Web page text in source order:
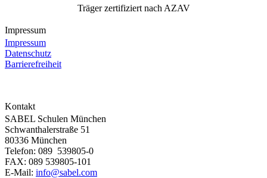
Träger zertifiziert nach AZAV
Impressum
Impressum
Datenschutz
Barrierefreiheit
Kontakt
SABEL Schulen München
Schwanthalerstraße 51
80336 München
Telefon: 089 539805-0
FAX: 089 539805-101
E-Mail: info@sabel.com